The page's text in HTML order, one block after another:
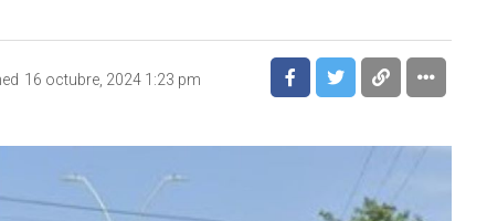
16 octubre, 2024 1:23 pm